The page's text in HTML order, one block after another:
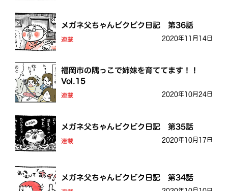
メガネ父ちゃんビクビク日記 第36話
連載 2020年11月14日
福岡市の隅っこで姉妹を育ててます！！
Vol.15
連載 2020年10月24日
メガネ父ちゃんビクビク日記 第35話
連載 2020年10月17日
メガネ父ちゃんビクビク日記 第34話